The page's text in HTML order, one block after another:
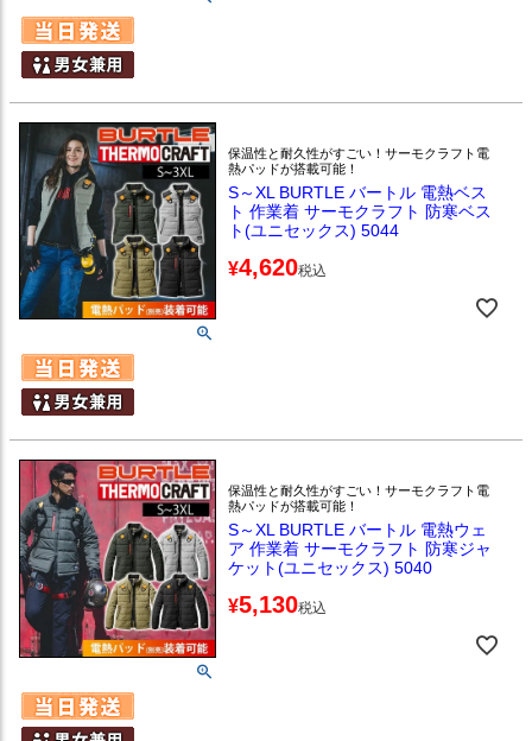
保温性と耐久性がすごい！サーモクラフト電
熱パッドが搭載可能！
S～XL BURTLE バートル 電熱ベス
ト 作業着 サーモクラフト 防寒ベス
ト(ユニセックス) 5044
¥4,620税込
保温性と耐久性がすごい！サーモクラフト電
熱パッドが搭載可能！
S～XL BURTLE バートル 電熱ウェ
ア 作業着 サーモクラフト 防寒ジャ
ケット(ユニセックス) 5040
¥5,130税込